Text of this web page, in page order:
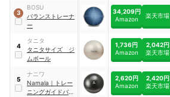
3
BOSU
バランストレーナ
ー
34,209円
Amazon
楽天市場
4
タニタ
タニタサイズ ジ
ムボール
1,736円
Amazon
2,042円
楽天市場
5
ナニワ
Namala ｜ トレー
ニングガイドバラ
2,620円
Amazon
2,420円
楽天市場